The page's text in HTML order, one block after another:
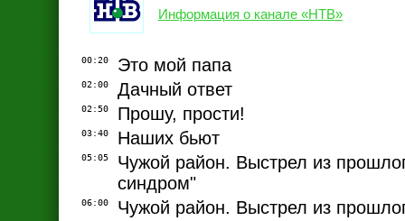
Информация о канале «НТВ»
00:20 Это мой папа
02:00 Дачный ответ
02:50 Прошу, прости!
03:40 Наших бьют
05:05
Чужой район. Выстрел из
синдром"
06:00 Чужой район. Выстрел из